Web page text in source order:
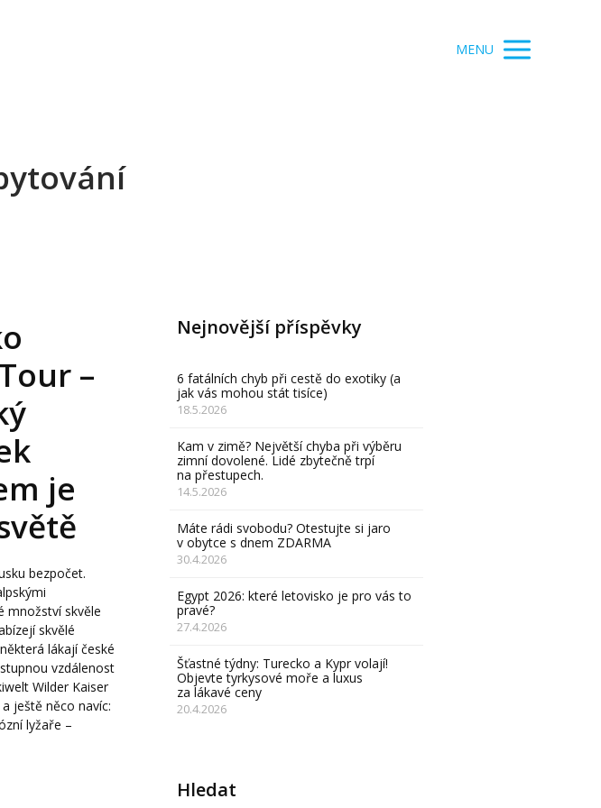
MENU
–
je
bezpočet.
množství skvěle
skvělé
lákají české
vzdálenost
Wilder Kaiser
ještě něco navíc:
lyžaře –
Nejnovější příspěvky
6 fatálních chyb při cestě do exotiky (a
jak vás mohou stát tisíce)
18.5.2026
Kam v zimě? Největší chyba při výběru
zimní dovolené. Lidé zbytečně trpí
na přestupech.
14.5.2026
Máte rádi svobodu? Otestujte si jaro
v obytce s dnem ZDARMA
30.4.2026
Egypt 2026: které letovisko je pro vás to
pravé?
27.4.2026
Šťastné týdny: Turecko a Kypr volají!
Objevte tyrkysové moře a luxus
za lákavé ceny
20.4.2026
Hledat